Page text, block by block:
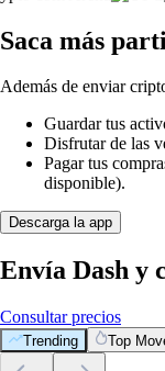
Saca más
Además de enviar
Guardar tus
Disfrutar de las
Pagar tus
disponible).
Descarga la app
Envía Dash y
Consultar precios
Trending Top